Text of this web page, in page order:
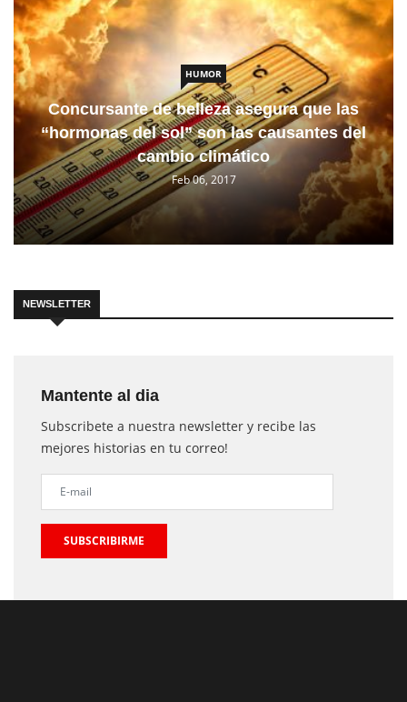
HUMOR
Concursante de belleza asegura que las
“hormonas del sol” son las causantes del
cambio climático
Feb 06, 2017
NEWSLETTER
Mantente al dia
Subscribete a nuestra newsletter y recibe las
mejores historias en tu correo!
SUBSCRIBIRME